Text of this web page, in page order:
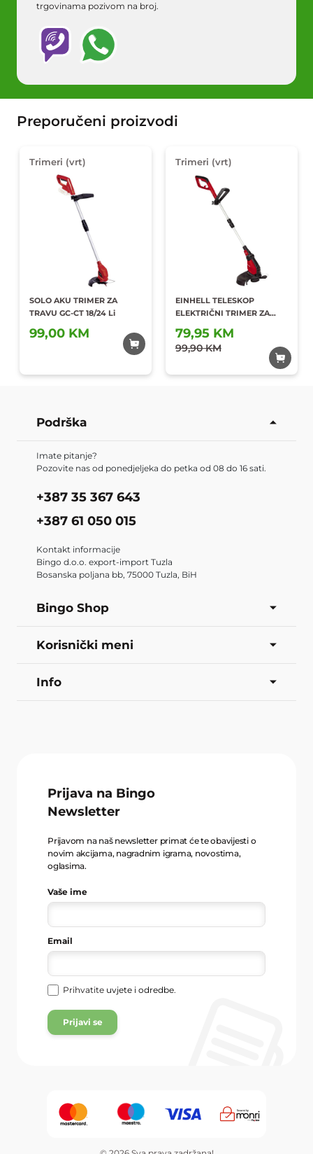
trgovinama pozivom na broj.
Preporučeni proizvodi
Trimeri (vrt)
SOLO AKU TRIMER ZA
TRAVU GC-CT 18/24 Li
99,00 KM
Dodaj u
Trimeri (vrt)
EINHELL TELESKOP
ELEKTRIČNI TRIMER ZA
79,95 KM
99,90 KM
Dodaj u
omiljene
Podrška
Imate pitanje?
Pozovite nas od ponedjeljeka do petka od 08 do 16 sati.
+387 35 367 643
+387 61 050 015
Kontakt informacije
Bingo d.o.o. export-import Tuzla
Bosanska poljana bb, 75000 Tuzla, BiH
Bingo Shop
Korisnički meni
Info
Prijava na Bingo
Newsletter
Prijavom na naš newsletter primat će te obavijesti o
novim akcijama, nagradnim igrama, novostima,
oglasima.
Vaše ime
Email
Prihvatite uvjete i odredbe.
Prijavi se